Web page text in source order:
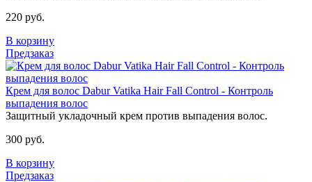
220 руб.
В корзину
Предзаказ
Крем для волос Dabur Vatika Hair Fall Control - Контроль
выпадения волос
Защитный укладочный крем против выпадения волос.
300 руб.
В корзину
Предзаказ